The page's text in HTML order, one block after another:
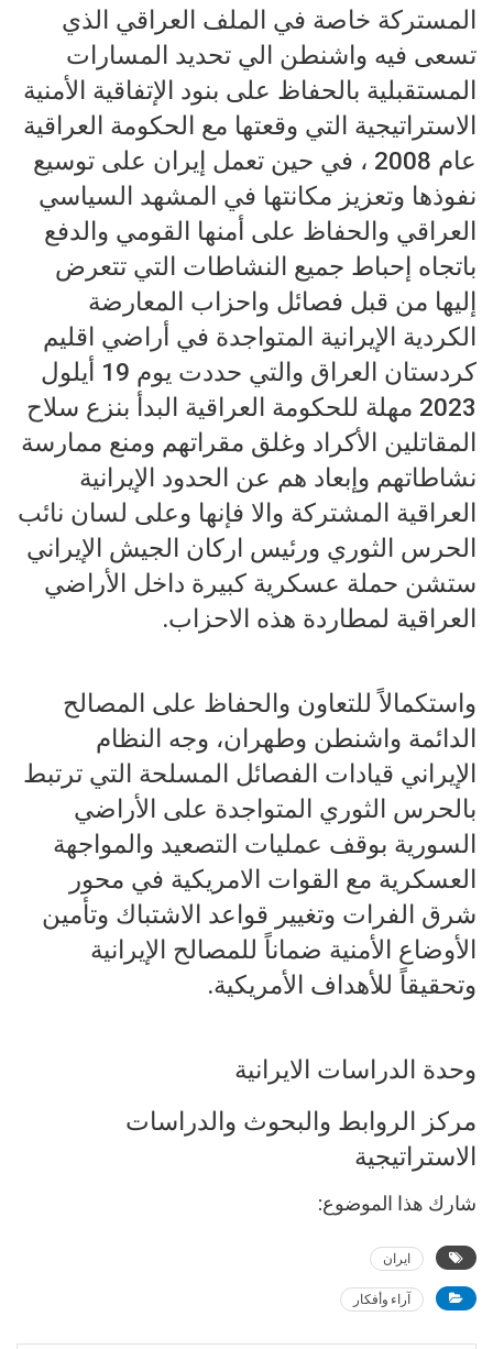
المستركة خاصة في الملف العراقي الذي
تسعى فيه واشنطن الي تحديد المسارات
المستقبلية بالحفاظ على بنود الإتفاقية الأمنية
الاستراتيجية التي وقعتها مع الحكومة العراقية
عام 2008 ، في حين تعمل إيران على توسيع
نفوذها وتعزيز مكانتها في المشهد السياسي
العراقي والحفاظ على أمنها القومي والدفع
باتجاه إحباط جميع النشاطات التي تتعرض
إليها من قبل فصائل واحزاب المعارضة
الكردية الإيرانية المتواجدة في أراضي اقليم
كردستان العراق والتي حددت يوم 19 أيلول
2023 مهلة للحكومة العراقية البدأ بنزع سلاح
المقاتلين الأكراد وغلق مقراتهم ومنع ممارسة
نشاطاتهم وإبعاد هم عن الحدود الإيرانية
العراقية المشتركة والا فإنها وعلى لسان نائب
الحرس الثوري ورئيس اركان الجيش الإيراني
ستشن حملة عسكرية كبيرة داخل الأراضي
العراقية لمطاردة هذه الاحزاب.
واستكمالاً للتعاون والحفاظ على المصالح
الدائمة واشنطن وطهران، وجه النظام
الإيراني قيادات الفصائل المسلحة التي ترتبط
بالحرس الثوري المتواجدة على الأراضي
السورية بوقف عمليات التصعيد والمواجهة
العسكرية مع القوات الامريكية في محور
شرق الفرات وتغيير قواعد الاشتباك وتأمين
الأوضاع الأمنية ضماناً للمصالح الإيرانية
وتحقيقاً للأهداف الأمريكية.
وحدة الدراسات الايرانية
مركز الروابط والبحوث والدراسات
الاستراتيجية
شارك هذا الموضوع:
ايران
آراء وأفكار